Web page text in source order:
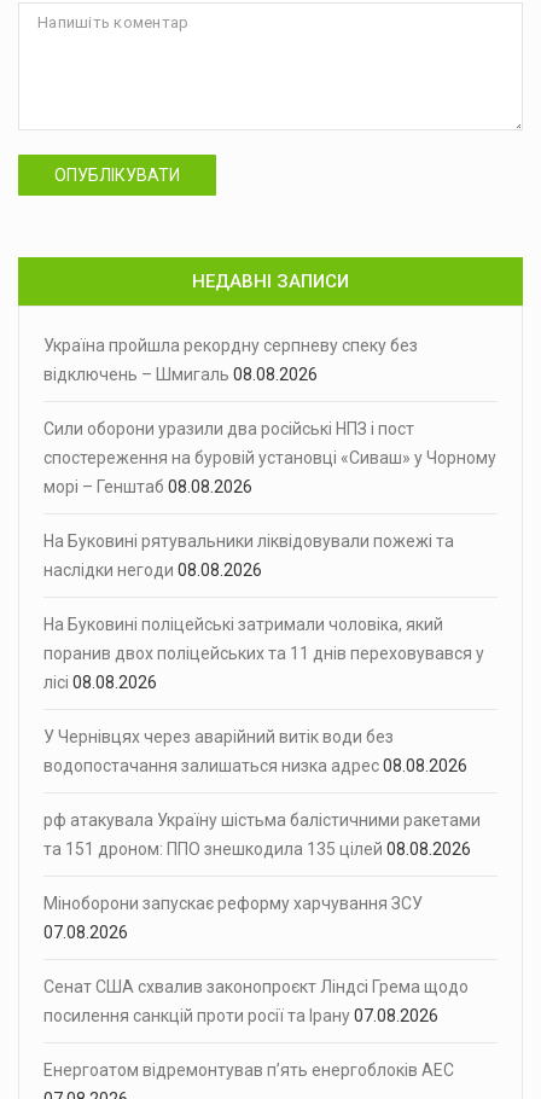
ОПУБЛІКУВАТИ
НЕДАВНІ ЗАПИСИ
Україна пройшла рекордну серпневу спеку без
відключень – Шмигаль 08.08.2026
Сили оборони уразили два російські НПЗ і пост
спостереження на буровій установці «Сиваш» у Чорному
морі – Генштаб 08.08.2026
На Буковині рятувальники ліквідовували пожежі та
наслідки негоди 08.08.2026
На Буковині поліцейські затримали чоловіка, який
поранив двох поліцейських та 11 днів переховувався у
лісі 08.08.2026
У Чернівцях через аварійний витік води без
водопостачання залишаться низка адрес08.08.2026
рф атакувала Україну шістьма балістичними ракетами
та 151 дроном: ППО знешкодила 135 цілей 08.08.2026
Міноборони запускає реформу харчування ЗСУ
07.08.2026
Сенат США схвалив законопроєкт Ліндсі Грема щодо
посилення санкцій проти росії та Ірану07.08.2026
Енергоатом відремонтував п’ять енергоблоків АЕС